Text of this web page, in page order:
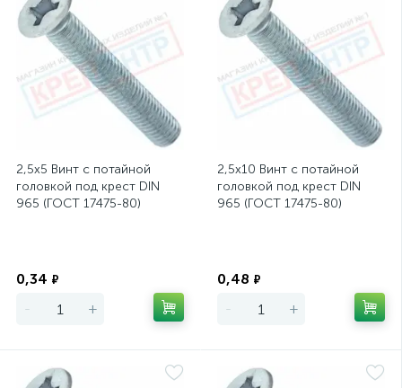
2,5х5 Винт с потайной
головкой под крест DIN
965 (ГОСТ 17475-80)
0,34 ₽
- +
2,5х10 Винт с потайной
головкой под крест DIN
965 (ГОСТ 17475-80)
0,48 ₽
- +